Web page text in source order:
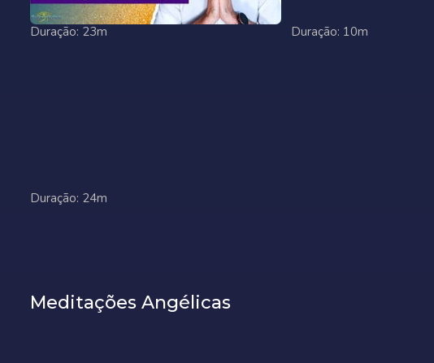
Duração: 23m Duração: 10m
Duração: 24m
Meditações Angélicas